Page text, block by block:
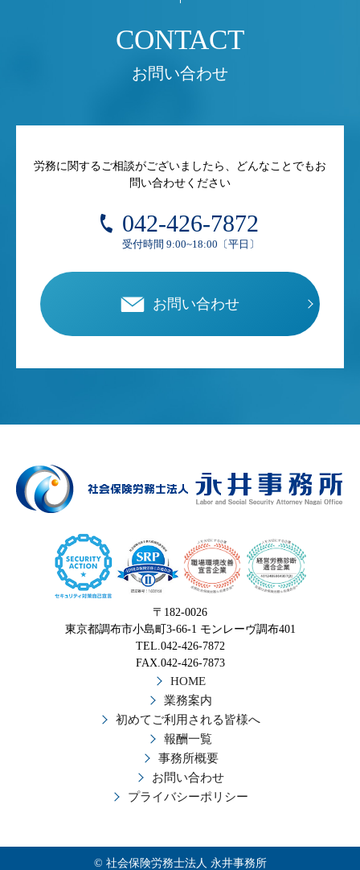
お問い合わせ
労務に関するご相談がございましたら、どんなことでもお
問い合わせください
042-426-7872
受付時間 9:00~18:00〔平日〕
お問い合わせ
〒182-0026
東京都調布市小島町3-66-1 モンレーヴ調布401
TEL.042-426-7872
FAX.042-426-7873
HOME
業務案内
初めてご利用される皆様へ
報酬一覧
事務所概要
お問い合わせ
プライバシーポリシー
© 社会保険労務士法人 永井事務所